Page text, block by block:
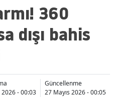
360
dışı bahis
2026 - 00:03
Güncellenme
27 Mayıs 2026 - 00:05